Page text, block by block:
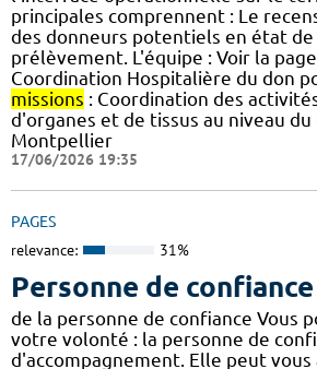
principales comprennent : Le
des donneurs potentiels en état de
prélèvement. L'équipe : Voir la
Coordination Hospitalière du don
missions : Coordination des
d'organes et de tissus au niveau du
Montpellier
17/06/2026 19:35
PAGES
relevance: 31%
Personne de confiance
de la personne de confiance Vous
votre volonté : la personne de
d'accompagnement. Elle peut vous